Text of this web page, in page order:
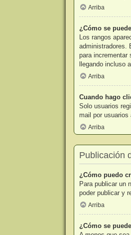
Arriba
¿Cómo se
Los rangos
administradores.
para incrementar
llegando incluso
Arriba
Cuando hago
Solo usuarios
mail por usuarios
Arriba
Publicación
¿Cómo puedo
Para publicar un
poder publicar y
Arriba
¿Cómo se